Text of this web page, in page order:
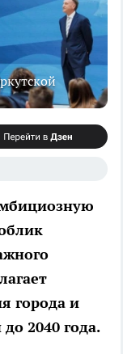
города и
2040 года.